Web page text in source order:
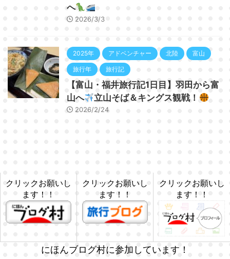
へ
2026/3/3
2025年 アドベンチャー 北陸 富山
旅行年 旅行記
【富山・福井旅行記1日目】羽田から富
山へ
立山そば＆キングス観戦！
2026/2/24
クリックお願いし
ます！！
クリックお願いし
ます！！
クリックお願いし
ます！！
にほんブログ村に参加しています！